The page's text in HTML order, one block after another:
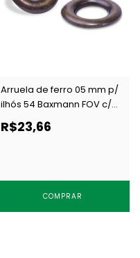
Arruela de ferro 05 mm p/
ilhós 54 Baxmann FOV c/
1000 un
R$23,66
COMPRAR